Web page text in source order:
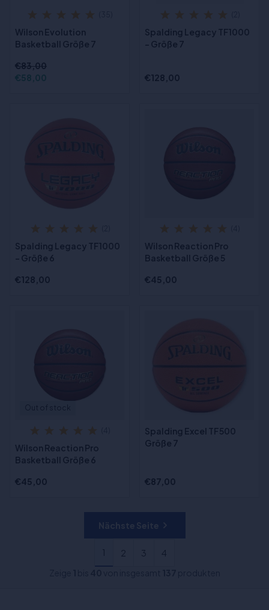
Wilson Evolution
Basketball Größe 7
€83,00
€58,00
Spalding Legacy TF1000
- Größe 7
€128,00
Spalding Legacy TF1000
- Größe 6
€128,00
Wilson Reaction Pro
Basketball Größe 5
€45,00
Wilson Reaction Pro
Basketball Größe 6
€45,00
Spalding Excel TF500
Größe 7
€87,00
1 2 3
4